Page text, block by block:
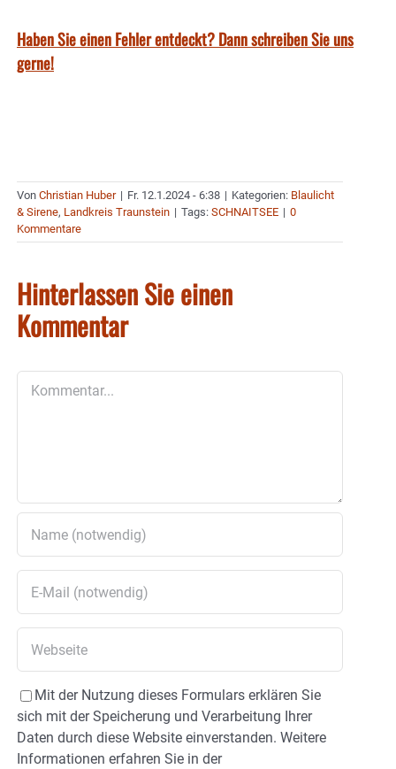
Haben Sie einen Fehler entdeckt? Dann schreiben Sie uns
gerne!
Von Christian Huber | Fr. 12.1.2024 - 6:38 | Kategorien: Blaulicht
& Sirene, Landkreis Traunstein | Tags: SCHNAITSEE | 0
Kommentare
Hinterlassen Sie einen
Kommentar
Mit der Nutzung dieses Formulars erklären Sie
sich mit der Speicherung und Verarbeitung Ihrer
Daten durch diese Website einverstanden. Weitere
Informationen erfahren Sie in der